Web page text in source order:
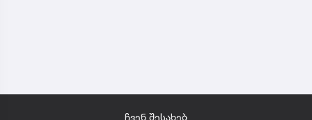
ჩვენ შესახებ